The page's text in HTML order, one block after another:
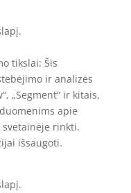
tikslai: Šis
ir analizės
„Segment“ ir kitais,
apie
rinkti.
išsaugoti.